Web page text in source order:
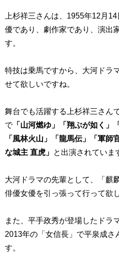
上杉祥三さんは、1955年12月
優であり、劇作家であり、演出
す。
特技は乗馬ですから、大河ドラ
せて欲しいですね。
舞台でも活躍する上杉祥三さん
で「山河燃ゆ」「翔ぶが如く」
「風林火山」「龍馬伝」「軍師
な城主 直虎」
と出演されていま
大河ドラマの先輩として、「麒
俳優女優を引っ張って行って欲
また、平手政秀が登場したドラ
2013年の「女信長」で平泉成さ
す。